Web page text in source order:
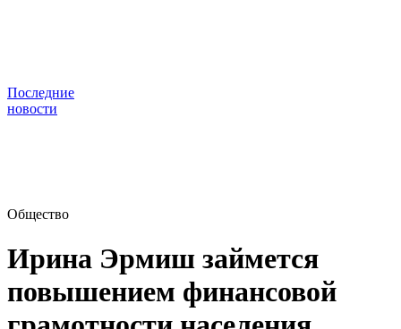
Последние
новости
Общество
Ирина Эрмиш займется
повышением финансовой